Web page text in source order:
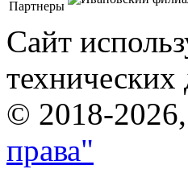
Партнеры
Сайт
© 2018-2026,
права"